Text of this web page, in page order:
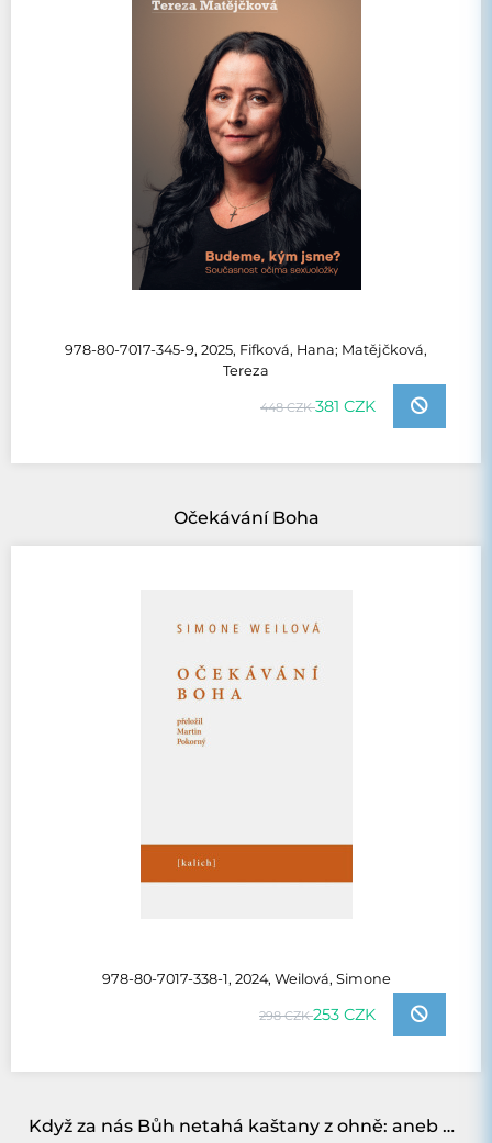
978-80-7017-345-9, 2025, Fifková, Hana; Matějčková,
Tereza
448 CZK381 CZK
Očekávání Boha
978-80-7017-338-1, 2024, Weilová, Simone
298 CZK253 CZK
Když za nás Bůh netahá kaštany z ohně: aneb Desatero Marka Orko Váchy